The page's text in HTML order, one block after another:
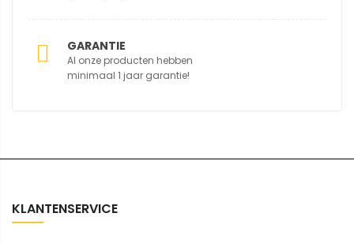
GARANTIE
Al onze producten hebben
minimaal 1 jaar garantie!
KLANTENSERVICE